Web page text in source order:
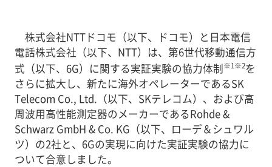
株式会社NTTドコモ（以下、ドコモ）と日本電信
電話株式会社（以下、NTT）は、第6世代移動通信方
式（以下、6G）に関する実証実験の協力体制※1※2を
さらに拡大し、新たに海外オペレーターであるSK
Telecom Co., Ltd.（以下、SKテレコム）、および高
周波用高性能測定器のメーカーであるRohde &
Schwarz GmbH & Co. KG（以下、ローデ＆シュワル
ツ）の2社と、6Gの実現に向けた実証実験の協力に
ついて合意しました。